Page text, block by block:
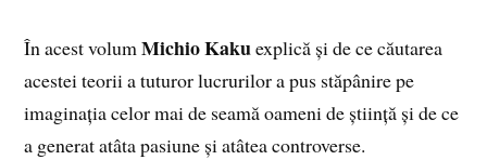
În acest volumMichio Kakuexplică și de ce căutarea
acestei teorii a tuturor lucrurilor a pus stăpânire pe
imaginația celor mai de seamă oameni de știință și de ce
a generat atâta pasiune și atâtea controverse.